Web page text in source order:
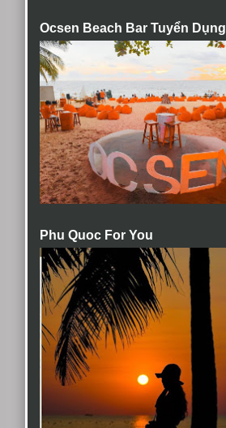
Ocsen Beach Bar Tuyển Dụng
Phu Quoc For You